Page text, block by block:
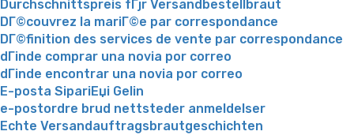
Durchschnittspreis fГјr Versandbestellbraut
DГ©couvrez la mariГ©e par correspondance
DГ©finition des services de vente par correspondance
dГіnde comprar una novia por correo
dГіnde encontrar una novia por correo
E-posta SipariЕџi Gelin
e-postordre brud nettsteder anmeldelser
Echte Versandauftragsbrautgeschichten